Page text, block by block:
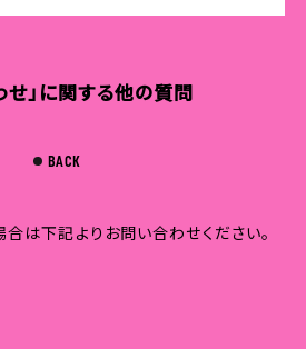
せ」に関する他の質問
BACK
は下記よりお問い合わせください。